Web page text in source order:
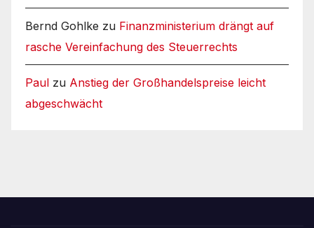
Bernd Gohlke zu Finanzministerium drängt auf
rasche Vereinfachung des Steuerrechts
Paul zu Anstieg der Großhandelspreise leicht
abgeschwächt